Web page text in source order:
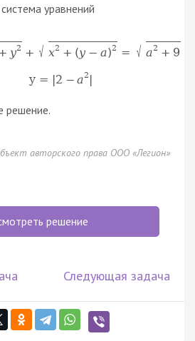
уравнений
y2 + √ x2 + (y − a)2 = √ a2 + 9
y = |2 − a2 |
решение.
авторского права ООО «Легион»
решение
Следующая задача